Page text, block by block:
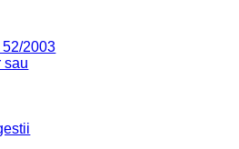
2003
sau